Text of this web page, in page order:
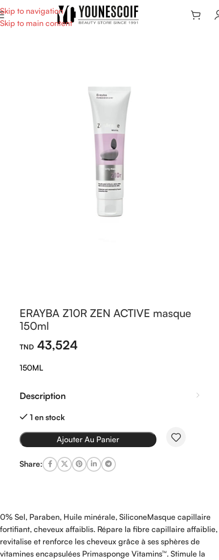
Skip to navigation
Skip to main content
ERAYBA Z10R ZEN ACTIVE masque
150ml
43,524
150ML
Description
1 en stock
Ajouter Au Panier
Share:
0% Sel, Paraben, Huile minérale, SiliconeMasque capillaire
fortifiant, cheveux affaiblis. Répare la fibre capillaire affaiblie,
revitalise et renforce les cheveux grâce à ses sphères de
vitamines encapsulées Primasponge Vitamins™. Stimule la